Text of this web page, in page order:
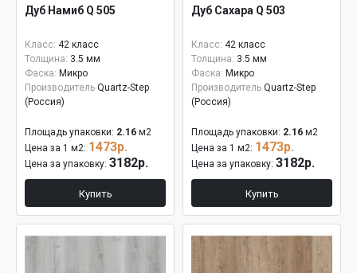
Дуб Намиб Q 505
Класс: 42 класс
Толщина: 3.5 мм
Фаска: Микро
Производитель Quartz-Step
(Россия)
Площадь упаковки: 2.16 м2
Цена за 1 м2: 1473р.
Цена за упаковку: 3182р.
Купить
Дуб Сахара Q 503
Класс: 42 класс
Толщина: 3.5 мм
Фаска: Микро
Производитель Quartz-Step
(Россия)
Площадь упаковки: 2.16 м2
Цена за 1 м2: 1473р.
Цена за упаковку: 3182р.
Купить